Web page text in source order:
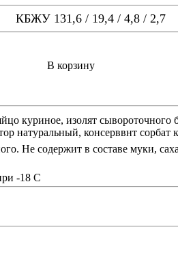
КБЖУ 131,6 / 19,4 / 4,8 / 2,7
В корзину
куриное, изолят
натуральный, консерввнт
Не содержит в составе муки,
-18 С